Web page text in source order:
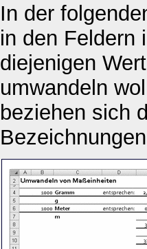
In der
in den Feldern
diejenigen
umwandeln
beziehen sich